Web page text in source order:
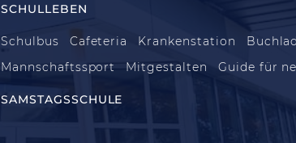
SCHULLEBEN
Schulbus Cafeteria Krankenstation
Mannschaftssport
Mitgestalten Guide für
SAMSTAGSSCHULE